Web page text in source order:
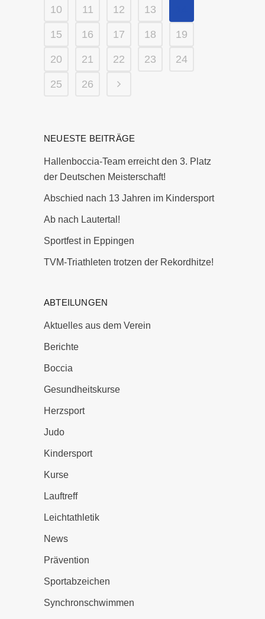
10 11 12 13
15 16 17 18 19
20 21 22 23 24
25 26
NEUESTE BEITRÄGE
Hallenboccia-Team erreicht den 3. Platz
der Deutschen Meisterschaft!
Abschied nach 13 Jahren im Kindersport
Ab nach Lautertal!
Sportfest in Eppingen
TVM-Triathleten trotzen der Rekordhitze!
ABTEILUNGEN
Aktuelles aus dem Verein
Berichte
Boccia
Gesundheitskurse
Herzsport
Judo
Kindersport
Kurse
Lauftreff
Leichtathletik
News
Prävention
Sportabzeichen
Synchronschwimmen